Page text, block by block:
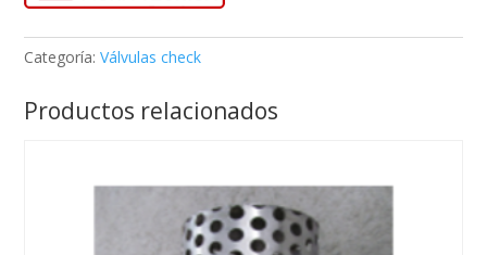
Categoría:Válvulas check
Productos relacionados